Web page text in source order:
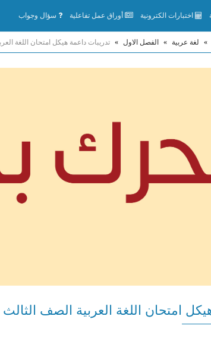
اختبارات الكترونية أوراق عمل تفاعلية سؤال وجواب
» لغة عربية » الفصل الاول » تدريبات داعمة هيكل امتحان اللغة
امتحان اللغة العربية الصف